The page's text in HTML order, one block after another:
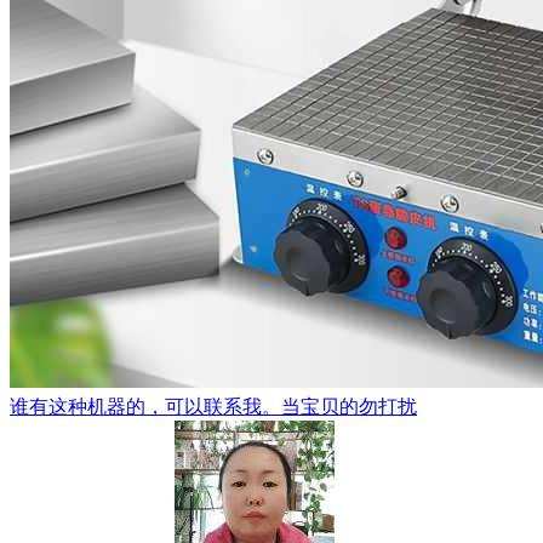
谁有这种机器的，可以联系我。当宝贝的勿打扰